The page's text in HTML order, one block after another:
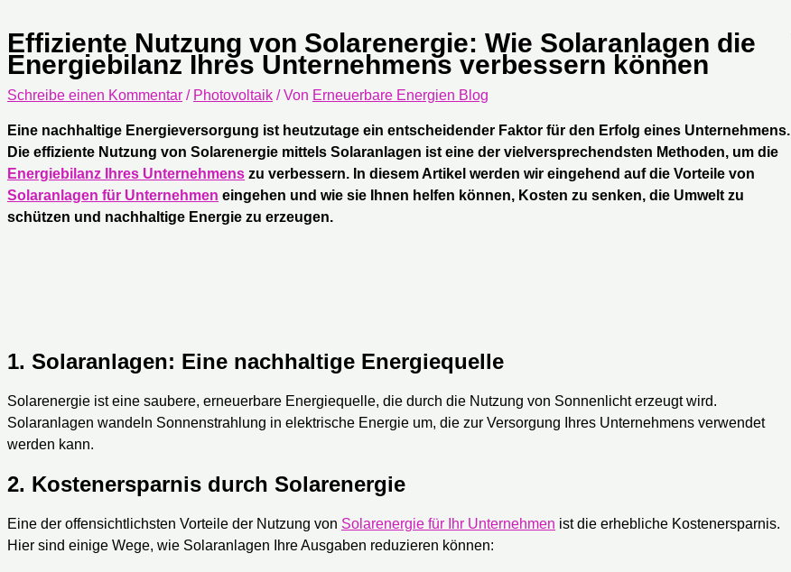
Effiziente Nutzung von Solarenergie: Wie Solaranlagen die
Energiebilanz Ihres Unternehmens verbessern können
Schreibe einen Kommentar / Photovoltaik / Von Erneuerbare Energien Blog
Eine nachhaltige Energieversorgung ist heutzutage ein entscheidender Faktor für den Erfolg eines Unternehmens.
Die effiziente Nutzung von Solarenergie mittels Solaranlagen ist eine der vielversprechendsten Methoden, um die
Energiebilanz Ihres Unternehmens zu verbessern. In diesem Artikel werden wir eingehend auf die Vorteile von
Solaranlagen für Unternehmen eingehen und wie sie Ihnen helfen können, Kosten zu senken, die Umwelt zu
schützen und nachhaltige Energie zu erzeugen.
1. Solaranlagen: Eine nachhaltige Energiequelle
Solarenergie ist eine saubere, erneuerbare Energiequelle, die durch die Nutzung von Sonnenlicht erzeugt wird.
Solaranlagen wandeln Sonnenstrahlung in elektrische Energie um, die zur Versorgung Ihres Unternehmens verwendet
werden kann.
2. Kostenersparnis durch Solarenergie
Eine der offensichtlichsten Vorteile der Nutzung von Solarenergie für Ihr Unternehmen ist die erhebliche Kostenersparnis.
Hier sind einige Wege, wie Solaranlagen Ihre Ausgaben reduzieren können: